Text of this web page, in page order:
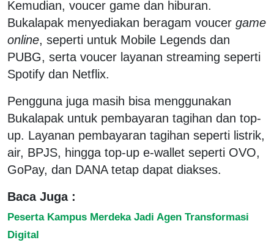
Kemudian, voucer game dan hiburan.
Bukalapak menyediakan beragam voucer game
online, seperti untuk Mobile Legends dan
PUBG, serta voucer layanan streaming seperti
Spotify dan Netflix.
Pengguna juga masih bisa menggunakan
Bukalapak untuk pembayaran tagihan dan top-
up. Layanan pembayaran tagihan seperti listrik,
air, BPJS, hingga top-up e-wallet seperti OVO,
GoPay, dan DANA tetap dapat diakses.
Baca Juga :
Peserta Kampus Merdeka Jadi Agen Transformasi
Digital